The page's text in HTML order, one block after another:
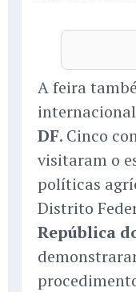
A feira
DF. Cinco
visitaram o
políticas
Distrito
República